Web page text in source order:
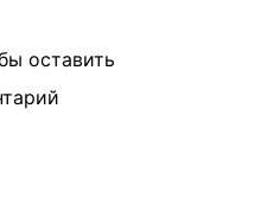
оставить